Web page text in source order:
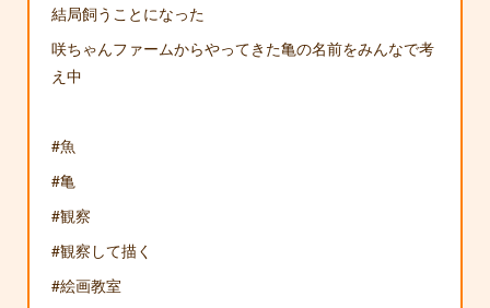
結局飼うことになった
咲ちゃんファームからやってきた亀の名前をみんなで考
え中
#魚
#亀
#観察
#観察して描く
#絵画教室